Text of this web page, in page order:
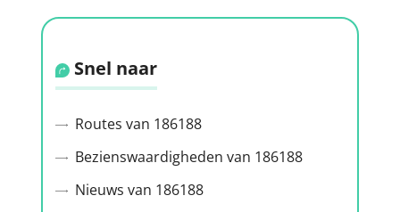
Snel naar
Routes van 186188
Bezienswaardigheden van 186188
Nieuws van 186188